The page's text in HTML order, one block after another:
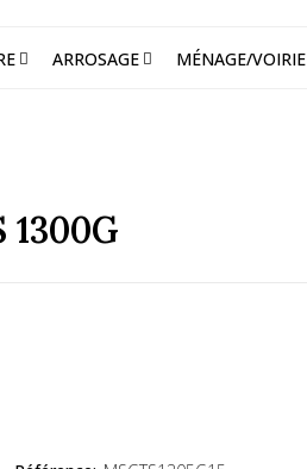
ARROSAGE MÉNAGE/VOIRIE
1300G